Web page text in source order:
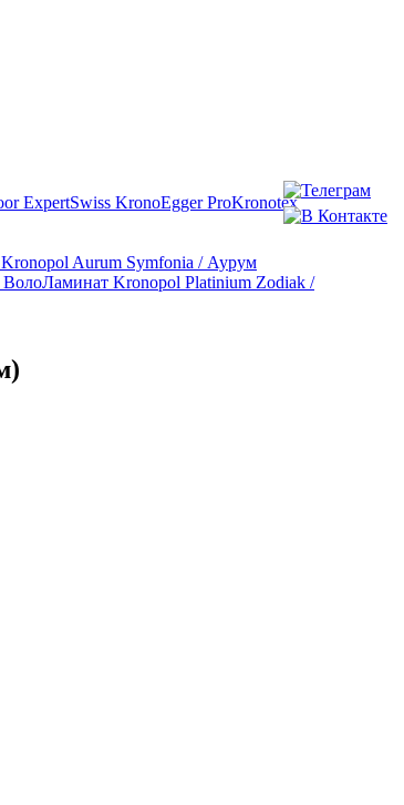
ExpertSwiss KronoEgger ProKronotex
Aurum Symfonia / Аурум
ВолоЛаминат Kronopol Platinium Zodiak /